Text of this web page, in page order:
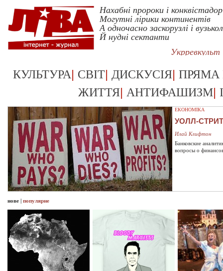
Нахабні пророки і
Могутні лірики континентів
А одночасно заскорузлі і
Й нудні сектанти
КУЛЬТУРА| СВІТ| ДИСКУСІЯ| ПРЯМА
ЖИТТЯ| АНТИФАШИЗМ|
ЕКОНОМІКА
УОЛЛ-
Илай Клифтон
Банковские
вопросы о
нове | популярне